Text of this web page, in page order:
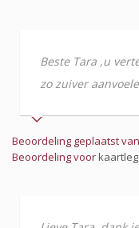
Beste Tara ,u
zo zuiver
Beoordeling geplaatst
Beoordeling voor